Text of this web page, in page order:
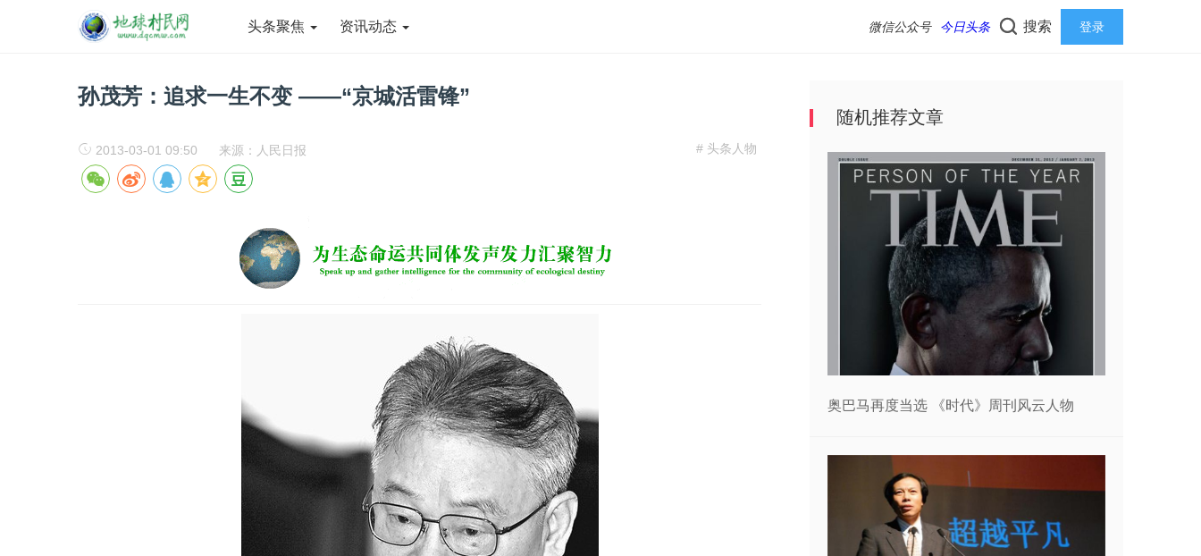
头条聚焦 资讯动态 微信公众号 今日头条 搜索 登录
孙茂芳：追求一生不变 ——“京城活雷锋”
# 头条人物
2013-03-01 09:50 来源：人民日报
随机推荐文章
奥巴马再度当选 《时代》周刊风云人物